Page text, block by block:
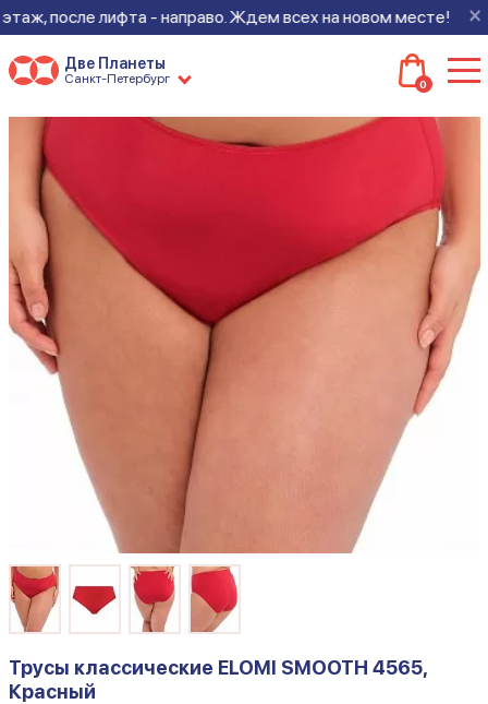
×
после лифта - направо. Ждем всех на новом месте!
Две Планеты
Санкт-Петербург 0
Трусы классические ELOMI SMOOTH 4565,
Красный